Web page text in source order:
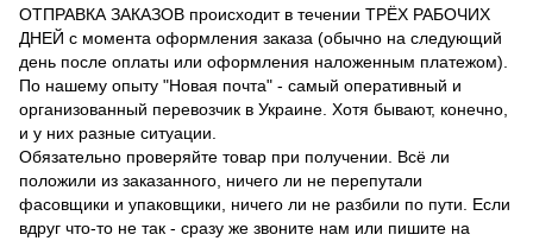
ОТПРАВКА ЗАКАЗОВ происходит в течении ТРЁХ РАБОЧИХ
ДНЕЙ с момента оформления заказа (обычно на следующий
день после оплаты или оформления наложенным платежом).
По нашему опыту "Новая почта" - самый оперативный и
организованный перевозчик в Украине. Хотя бывают, конечно,
и у них разные ситуации.
Обязательно проверяйте товар при получении. Всё ли
положили из заказанного, ничего ли не перепутали
фасовщики и упаковщики, ничего ли не разбили по пути. Если
вдруг что-то не так - сразу же звоните нам или пишите на